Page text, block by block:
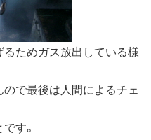
ためガス放出している様
で最後は人間によるチェ
す。